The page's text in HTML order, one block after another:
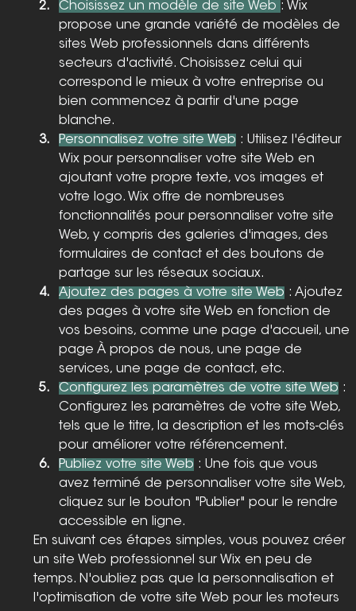
Choisissez un modèle de site Web : Wix
propose une grande variété de modèles de
sites Web professionnels dans différents
secteurs d'activité. Choisissez celui qui
correspond le mieux à votre entreprise ou
bien commencez à partir d'une page
blanche.
Personnalisez votre site Web : Utilisez l'éditeur
Wix pour personnaliser votre site Web en
ajoutant votre propre texte, vos images et
votre logo. Wix offre de nombreuses
fonctionnalités pour personnaliser votre site
Web, y compris des galeries d'images, des
formulaires de contact et des boutons de
partage sur les réseaux sociaux.
Ajoutez des pages à votre site Web : Ajoutez
des pages à votre site Web en fonction de
vos besoins, comme une page d'accueil, une
page À propos de nous, une page de
services, une page de contact, etc.
Configurez les paramètres de votre site Web :
Configurez les paramètres de votre site Web,
tels que le titre, la description et les mots-clés
pour améliorer votre référencement.
Publiez votre site Web : Une fois que vous
avez terminé de personnaliser votre site Web,
cliquez sur le bouton "Publier" pour le rendre
accessible en ligne.
En suivant ces étapes simples, vous pouvez créer
un site Web professionnel sur Wix en peu de
temps. N'oubliez pas que la personnalisation et
l'optimisation de votre site Web pour les moteurs